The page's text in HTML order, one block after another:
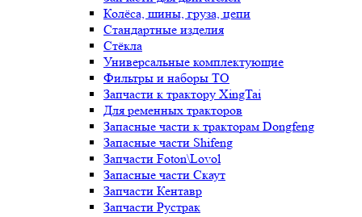
Колёса, шины, груза, цепи
Стандартные изделия
Стёкла
Универсальные комплектующие
Фильтры и наборы ТО
Запчасти к трактору XingTai
Для ременных тракторов
Запасные части к тракторам Dongfeng
Запасные части Shifeng
Запчасти Foton\Lovol
Запасные части Скаут
Запчасти Кентавр
Запчасти Рустрак